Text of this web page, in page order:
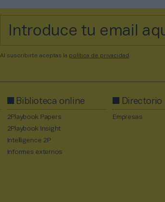
Al suscribirte aceptas la política de privacidad
Biblioteca online
2Playbook Papers
2Playbook Insight
Intelligence 2P
Informes externos
Directorio
Empresas